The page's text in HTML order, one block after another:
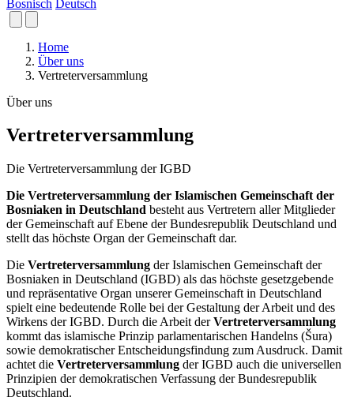
Bosnisch Deutsch
Home
Über uns
Vertreterversammlung
Über uns
Vertreterversammlung
Die Vertreterversammlung der IGBD
Die Vertreterversammlung der Islamischen Gemeinschaft der
Bosniaken in Deutschland besteht aus Vertretern aller Mitglieder
der Gemeinschaft auf Ebene der Bundesrepublik Deutschland und
stellt das höchste Organ der Gemeinschaft dar.
Die Vertreterversammlung der Islamischen Gemeinschaft der
Bosniaken in Deutschland (IGBD) als das höchste gesetzgebende
und repräsentative Organ unserer Gemeinschaft in Deutschland
spielt eine bedeutende Rolle bei der Gestaltung der Arbeit und des
Wirkens der IGBD. Durch die Arbeit derVertreterversammlung
kommt das islamische Prinzip parlamentarischen Handelns (Šura)
sowie demokratischer Entscheidungsfindung zum Ausdruck. Damit
achtet die Vertreterversammlung der IGBD auch die universellen
Prinzipien der demokratischen Verfassung der Bundesrepublik
Deutschland.